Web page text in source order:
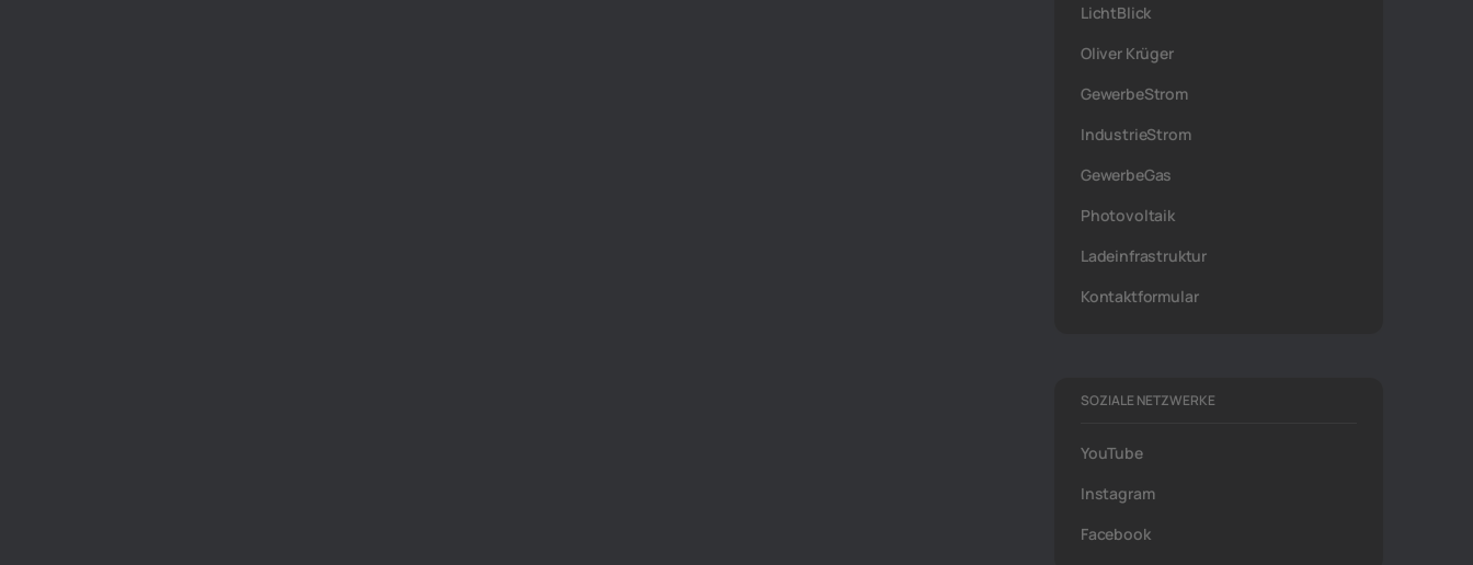
LichtBlick
Oliver Krüger
GewerbeStrom
IndustrieStrom
GewerbeGas
Photovoltaik
Ladeinfrastruktur
Kontaktformular
SOZIALE NETZWERKE
YouTube
Instagram
Facebook